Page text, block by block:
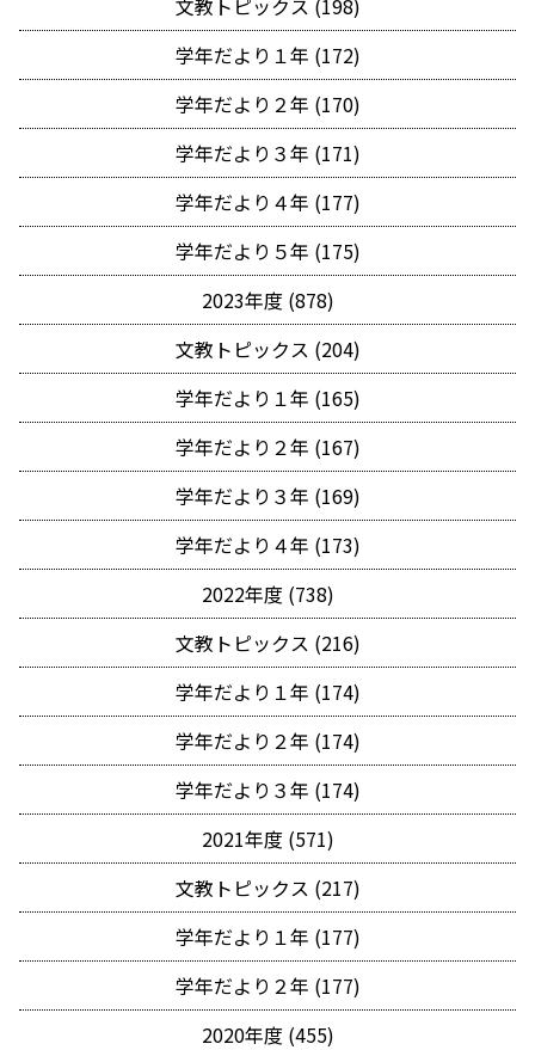
文教トピックス (198)
学年だより１年 (172)
学年だより２年 (170)
学年だより３年 (171)
学年だより４年 (177)
学年だより５年 (175)
2023年度 (878)
文教トピックス (204)
学年だより１年 (165)
学年だより２年 (167)
学年だより３年 (169)
学年だより４年 (173)
2022年度 (738)
文教トピックス (216)
学年だより１年 (174)
学年だより２年 (174)
学年だより３年 (174)
2021年度 (571)
文教トピックス (217)
学年だより１年 (177)
学年だより２年 (177)
2020年度 (455)